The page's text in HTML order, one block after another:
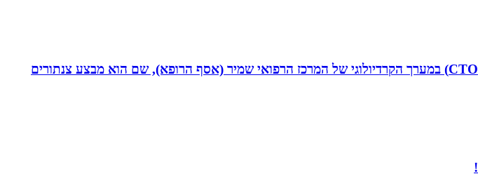
ד”ר איליה ליטובצ`יק הוא קרדיולוג מצנתר בכיר, מנהל תחום חסימות כליליות כרוניות (CTO) במערך הקרדיולוגי של המרכז הרפואי שמיר (אסף הרופא), שם הוא מבצע צנתורים